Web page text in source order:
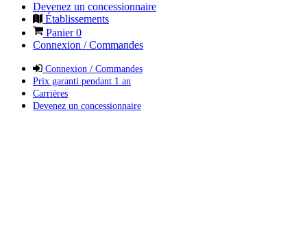
Devenez un concessionnaire
Établissements
Panier0
Connexion / Commandes
Connexion / Commandes
Prix garanti pendant 1 an
Carrières
Devenez un concessionnaire